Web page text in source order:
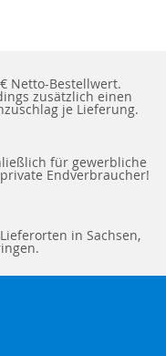
Netto-Bestellwert.
zusätzlich einen
je Lieferung.
für gewerbliche
Endverbraucher!
in Sachsen,